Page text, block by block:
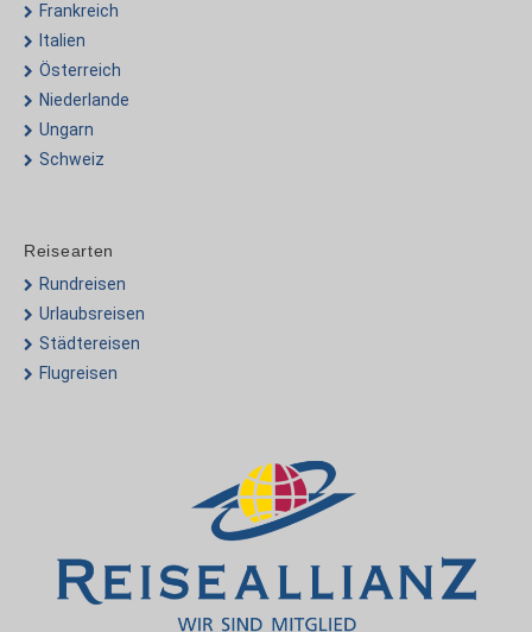
Frankreich
Italien
Österreich
Niederlande
Ungarn
Schweiz
Reisearten
Rundreisen
Urlaubsreisen
Städtereisen
Flugreisen